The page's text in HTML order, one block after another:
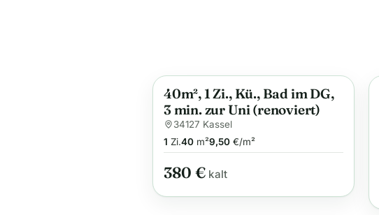
Anzeige
40m², 1 Zi., Kü., Bad im DG,
3 min. zur Uni (renoviert)
34127 Kassel
1 Zi.40 m²9,50 €/m²
380 € kalt